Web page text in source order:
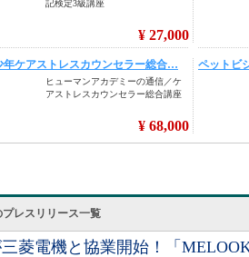
レスリリース一覧
菱電機と協業開始！「